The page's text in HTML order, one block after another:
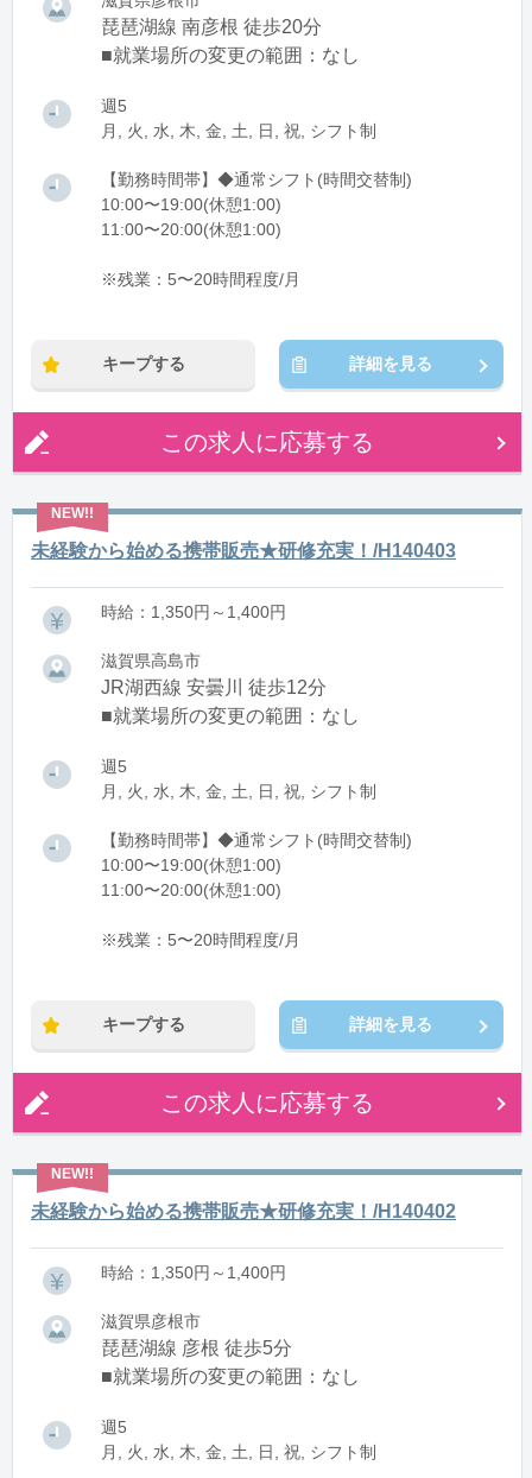
琵琶湖線 南彦根 徒歩20分
■就業場所の変更の範囲：なし
週5
月, 火, 水, 木, 金, 土, 日, 祝, シフト制
【勤務時間帯】◆通常シフト(時間交替制)
10:00〜19:00(休憩1:00)
11:00〜20:00(休憩1:00)
※残業：5〜20時間程度/月
キープする 詳細を見る
この求人に応募する
未経験から始める携帯販売★研修充実！/H140403
時給：1,350円～1,400円
滋賀県高島市
JR湖西線 安曇川 徒歩12分
■就業場所の変更の範囲：なし
週5
月, 火, 水, 木, 金, 土, 日, 祝, シフト制
【勤務時間帯】◆通常シフト(時間交替制)
10:00〜19:00(休憩1:00)
11:00〜20:00(休憩1:00)
※残業：5〜20時間程度/月
キープする 詳細を見る
この求人に応募する
未経験から始める携帯販売★研修充実！/H140402
時給：1,350円～1,400円
滋賀県彦根市
琵琶湖線 彦根 徒歩5分
■就業場所の変更の範囲：なし
週5
月, 火, 水, 木, 金, 土, 日, 祝, シフト制